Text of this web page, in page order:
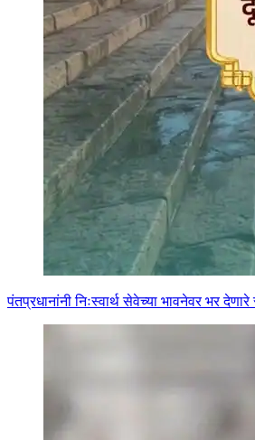
पंतप्रधानांनी निःस्वार्थ सेवेच्या भावनेवर भर